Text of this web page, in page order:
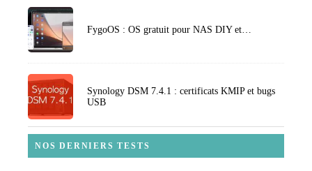
FygoOS : OS gratuit pour NAS DIY et…
Synology DSM 7.4.1 : certificats KMIP et bugs
USB
NOS DERNIERS TESTS